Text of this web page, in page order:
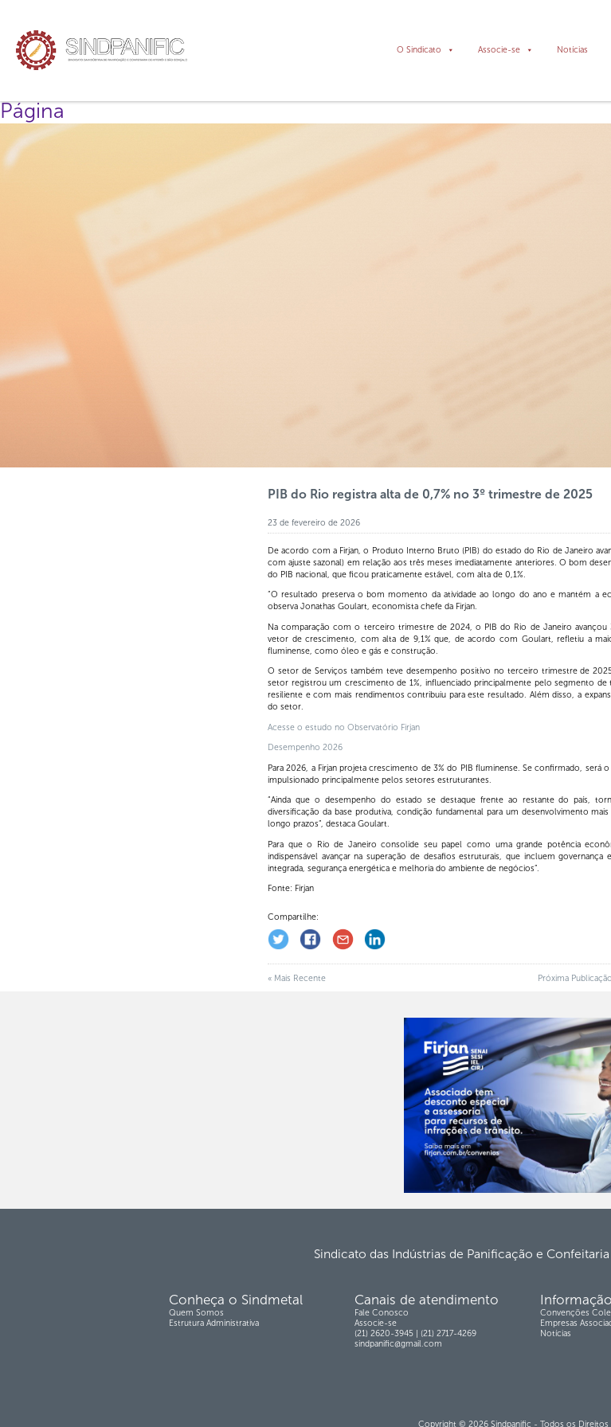
O Sindicato Associe-se Notícias
Página
PIB do Rio registra alta de 0,7% no 3º trimestre de 2025
23 de fevereiro de 2026
De acordo com a Firjan, o Produto Interno Bruto (PIB) do estado do Rio de Janeiro
com ajuste sazonal) em relação aos três meses imediatamente anteriores. O bom
do PIB nacional, que ficou praticamente estável, com alta de 0,1%.
“O resultado preserva o bom momento da atividade ao longo do ano e mantém a
observa Jonathas Goulart, economista chefe da Firjan.
Na comparação com o terceiro trimestre de 2024, o PIB do Rio de Janeiro avançou
vetor de crescimento, com alta de 9,1% que, de acordo com Goulart, refletiu a
fluminense, como óleo e gás e construção.
O setor de Serviços também teve desempenho positivo no terceiro trimestre de
setor registrou um crescimento de 1%, influenciado principalmente pelo segmento
resiliente e com mais rendimentos contribuiu para este resultado. Além disso, a
do setor.
Acesse o estudo no Observatório Firjan
Desempenho 2026
Para 2026, a Firjan projeta crescimento de 3% do PIB fluminense. Se confirmado, será
impulsionado principalmente pelos setores estruturantes.
“Ainda que o desempenho do estado se destaque frente ao restante do país,
diversificação da base produtiva, condição fundamental para um desenvolvimento
longo prazos”, destaca Goulart.
Para que o Rio de Janeiro consolide seu papel como uma grande potência
indispensável avançar na superação de desafios estruturais, que incluem
integrada, segurança energética e melhoria do ambiente de negócios”.
Fonte: Firjan
Compartilhe:
« Mais Recente Próxima
Sindicato das Indústrias de Panificação e
Conheça o Sindmetal
Quem Somos
Estrutura Administrativa
Canais de atendimento
Fale Conosco
Associe-se
(21) 2620-3945 | (21) 2717-4269
sindpanific@gmail.com
Informação
Convenções
Empresas
Notícias
Copyright © 2026 Sindpanific - Todos os Direitos